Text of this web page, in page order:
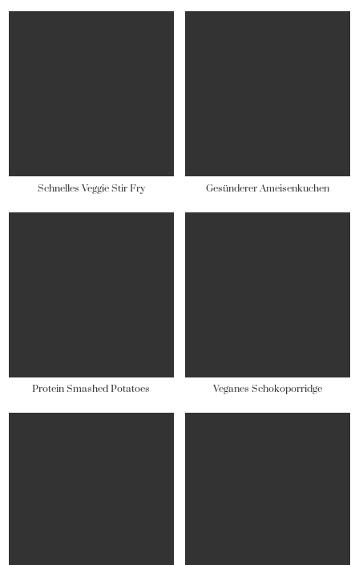
Schnelles Veggie Stir Fry Gesünderer Ameisenkuchen
Protein Smashed Potatoes Veganes Schokoporridge